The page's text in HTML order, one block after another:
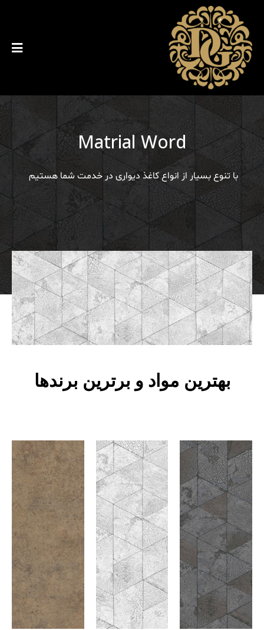
Matrial Word
با تنوع بسیار از انواع کاغذ دیواری در خدمت شما هستیم
بهترین مواد و برترین برندها